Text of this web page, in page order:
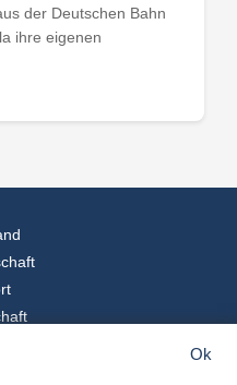
der Deutschen Bahn
ihre eigenen
Ok